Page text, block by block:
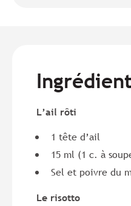
L’ail rôti
1 tête d’ail
15 ml (1 c. à
Sel et poivre du
Le risotto